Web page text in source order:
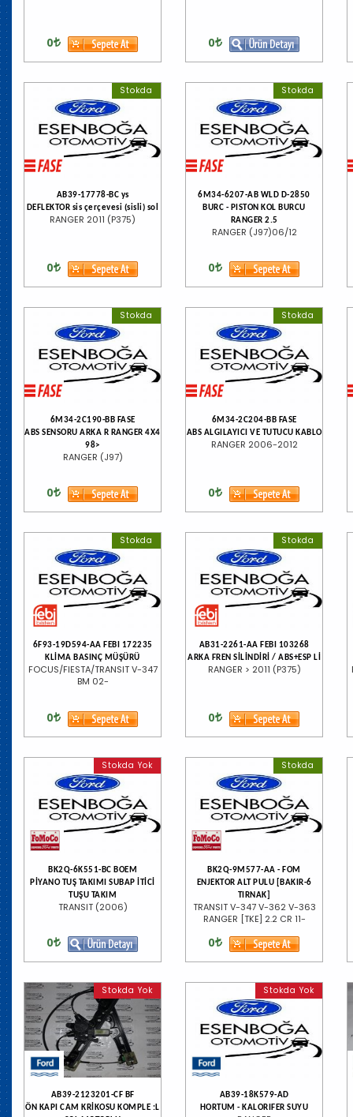
0 0
Stokda
AB39-17778-BC ys
DEFLEKTOR sis çerçevesi (sisli) sol
RANGER 2011 (P375)
0
Stokda
6M34-6207-AB WLD D-2850
BURC - PISTON KOL BURCU
RANGER 2.5
RANGER (J97)06/12
0
Stokda
6M34-2C190-BB FASE
ABS SENSORU ARKA R RANGER 4X4
98>
RANGER (J97)
0
Stokda
6M34-2C204-BB FASE
ABS ALGILAYICI VE TUTUCU KABLO
RANGER 2006-2012
0
Stokda
6F93-19D594-AA FEBI 172235
KLİMA BASINÇ MÜŞÜRÜ
FOCUS/FIESTA/TRANSIT V-347
BM 02-
0
Stokda
AB31-2261-AA FEBI 103268
ARKA FREN SİLİNDİRİ / ABS+ESP Lİ
RANGER > 2011 (P375)
0
Stokda Yok
BK2Q-6K551-BC BOEM
PİYANO TUŞ TAKIMI SUBAP İTİCİ
TUŞU TAKIM
TRANSIT (2006)
0
Stokda
BK2Q-9M577-AA - FOM
ENJEKTOR ALT PULU [BAKIR-6
TIRNAK]
TRANSIT V-347 V-362 V-363
RANGER [TKE] 2.2 CR 11-
0
Stokda Yok
AB39-2123201-CF BF
ÖN KAPI CAM KRİKOSU KOMPLE :L
Stokda Yok
AB39-18K579-AD
HORTUM - KALORIFER SUYU